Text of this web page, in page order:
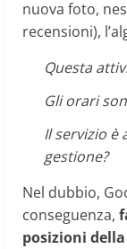
nuova foto,
recensioni),
Questa
Gli orari
Il servizio è
gestione?
Nel dubbio,
conseguenza,
posizioni